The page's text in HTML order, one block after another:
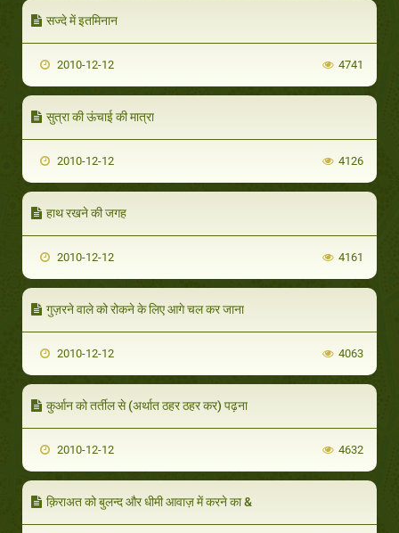
सज्दे में इतमिनान
2010-12-12 4741
सुत्रा की ऊंचाई की मात्रा
2010-12-12 4126
हाथ रखने की जगह
2010-12-12 4161
गुज़रने वाले को रोकने के लिए आगे चल कर जाना
2010-12-12 4063
कुर्आन को तर्तील से (अर्थात ठहर ठहर कर) पढ़ना
2010-12-12 4632
क़िराअत को बुलन्द और धीमी आवाज़ में करने का &